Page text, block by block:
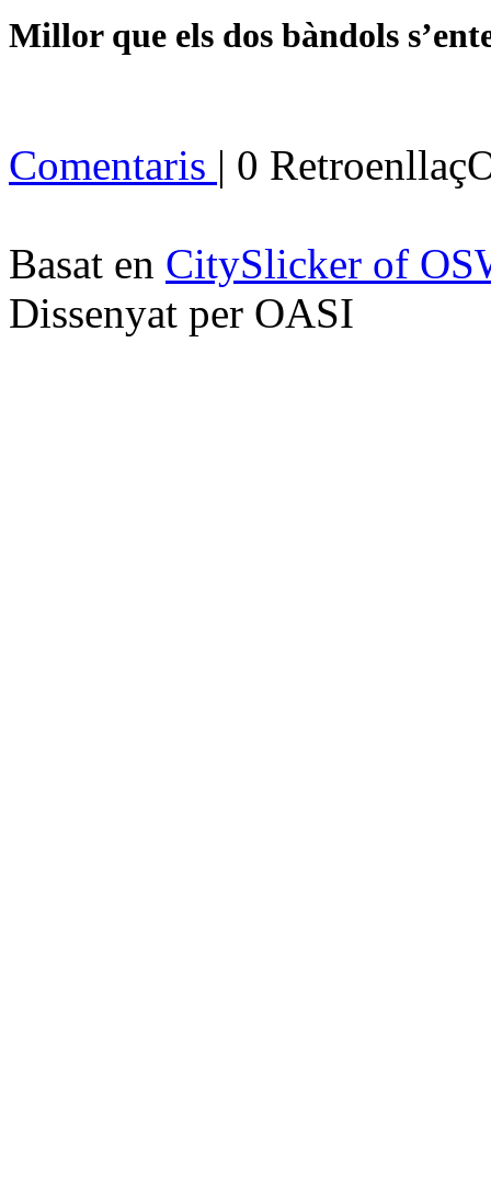
Millor que els dos bàndols
Comentaris | 0
Basat en CitySlicker of
Dissenyat per OASI